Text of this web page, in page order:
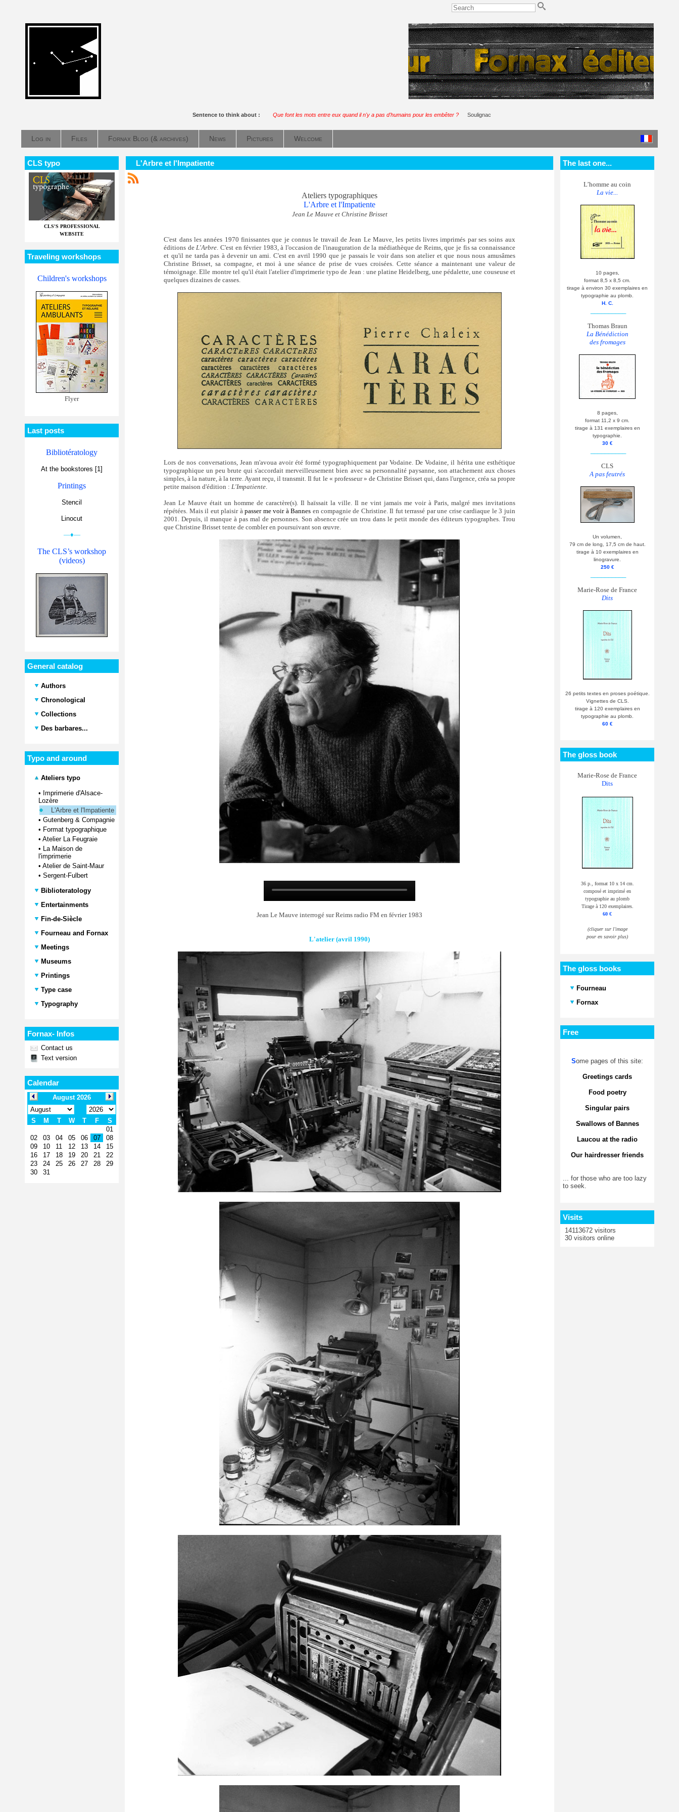
Sentence to think about : Que font les mots entre eux quand il n'y a pas d'humains pour les embêter ? Soulignac
Log in Files Fornax Blog (& archives) News Pictures Welcome
CLS typo
CLS'S PROFESSIONAL
WEBSITE
Traveling workshops
Children's workshops
Flyer
Last posts
Bibliotératology
At the bookstores [1]
Printings
Stencil
Linocut
—♦—
The CLS’s workshop
(videos)
General catalog
Authors
Chronological
Collections
Des barbares...
Typo and around
Ateliers typo
• Imprimerie d'Alsace-
Lozère
L'Arbre et l'Impatiente
• Gutenberg & Compagnie
• Format typographique
• Atelier La Feugraie
• La Maison de
l'imprimerie
• Atelier de Saint-Maur
• Sergent-Fulbert
Biblioteratology
Entertainments
Fin-de-Siècle
Fourneau and Fornax
Meetings
Museums
Printings
Type case
Typography
Fornax- Infos
Contact us
Text version
Calendar
L'Arbre et l'Impatiente
Ateliers typographiques
L'Arbre et l'Impatiente
Jean Le Mauve et Christine Brisset
C'est dans les années 1970 finissantes que je connus le travail de Jean Le Mauve, les petits livres imprimés par ses soins aux
éditions de L'Arbre . C'est en février 1983, à l'occasion de l'inauguration de la médiathèque de Reims, que je fis sa connaissance
et qu'il ne tarda pas à devenir un ami. C'est en avril 1990 que je passais le voir dans son atelier et que nous nous amusâmes
Christine Brisset, sa compagne, et moi à une séance de prise de vues croisées. Cette séance a maintenant une valeur de
témoignage. Elle montre tel qu'il était l'atelier d'imprimerie typo de Jean : une platine Heidelberg, une pédalette, une couseuse et
quelques dizaines de casses.
Lors de nos conversations, Jean m'avoua avoir été formé typographiquement par Vodaine. De Vodaine, il hérita une esthétique
typographique un peu brute qui s'accordait merveilleusement bien avec sa personnalité paysanne, son attachement aux choses
simples, à la nature, à la terre. Ayant reçu, il transmit. Il fut le « professeur » de Christine Brisset qui, dans l'urgence, créa sa propre
petite maison d'édition : L'Impatiente
Jean Le Mauve était un homme de caractère(s). Il haïssait la ville. Il ne vint jamais me voir à Paris, malgré mes invitations
répétées. Mais il eut plaisir àpasser me voir à Bannes en compagnie de Christine. Il fut terrassé par une crise cardiaque le 3 juin
2001. Depuis, il manque à pas mal de personnes. Son absence crée un trou dans le petit monde des éditeurs typographes. Trou
que Christine Brisset tente de combler en poursuivant son œuvre.
Jean Le Mauve interrogé sur Reims radio FM en février 1983
L'atelier (avril 1990)
The last one...
L’homme au coin
La vie...
10 pages,
format 8,5 x 8,5 cm.
tirage à environ 30 exemplaires en
typographie au plomb.
H. C.
Thomas Braun
La Bénédiction
des fromages
8 pages,
format 11,2 x 9 cm.
tirage à 131 exemplaires en
typographie.
30 €
CLS
A pas feutrés
Un volumen,
79 cm de long, 17,5 cm de haut.
tirage à 10 exemplaires en
linogravure.
250 €
Marie-Rose de France
Dits
26 petits textes en proses poétique.
Vignettes de CLS.
tirage à 120 exemplaires en
typographie au plomb.
60 €
The gloss book
Marie-Rose de France
Dits
36 p., format 10 x 14 cm.
composé et imprimé en
typographie au plomb
Tirage à 120 exemplaires.
60 €
(cliquer sur l'image
pour en savoir plus)
The gloss books
Fourneau
Fornax
Free
Some pages of this site:
Greetings cards
Food poetry
Singular pairs
Swallows of Bannes
Laucou at the radio
Our hairdresser friends
... for those who are too lazy
to seek.
Visits
14113672 visitors
30 visitors online